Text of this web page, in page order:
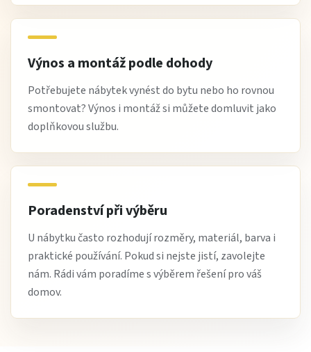
Výnos a montáž podle dohody
Potřebujete nábytek vynést do bytu nebo ho rovnou
smontovat? Výnos i montáž si můžete domluvit jako
doplňkovou službu.
Poradenství při výběru
U nábytku často rozhodují rozměry, materiál, barva i
praktické používání. Pokud si nejste jistí, zavolejte
nám. Rádi vám poradíme s výběrem řešení pro váš
domov.